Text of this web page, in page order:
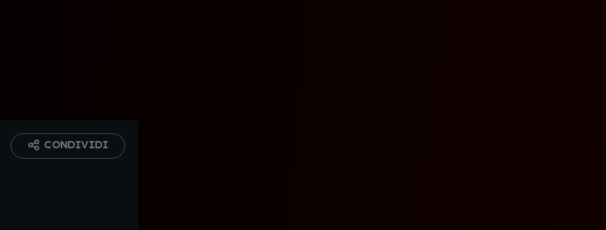
CONDIVIDI